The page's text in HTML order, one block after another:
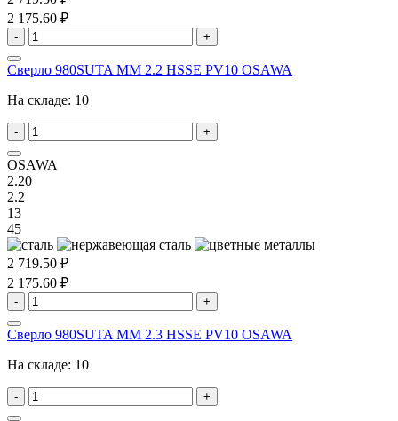
2 175.60 ₽
- +
Сверло 980SUTA MM 2.2 HSSE PV10 OSAWA
На складе: 10
- +
OSAWA
2.20
2.2
13
45
2 719.50 ₽
2 175.60 ₽
- +
Сверло 980SUTA MM 2.3 HSSE PV10 OSAWA
На складе: 10
- +